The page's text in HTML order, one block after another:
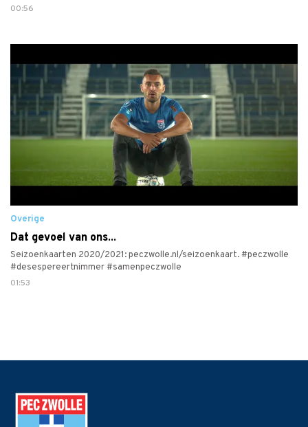
00:56
Overige
Dat gevoel van ons...
Seizoenkaarten 2020/2021: peczwolle.nl/seizoenkaart. #peczwolle
#desespereertnimmer #samenpeczwolle
01:53